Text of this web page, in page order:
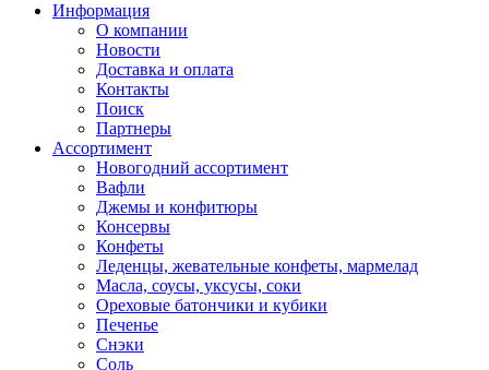
Информация
О компании
Новости
Доставка и оплата
Контакты
Поиск
Партнеры
Ассортимент
Новогодний ассортимент
Вафли
Джемы и конфитюры
Консервы
Конфеты
Леденцы, жевательные конфеты, мармелад
Масла, соусы, уксусы, соки
Ореховые батончики и кубики
Печенье
Снэки
Соль